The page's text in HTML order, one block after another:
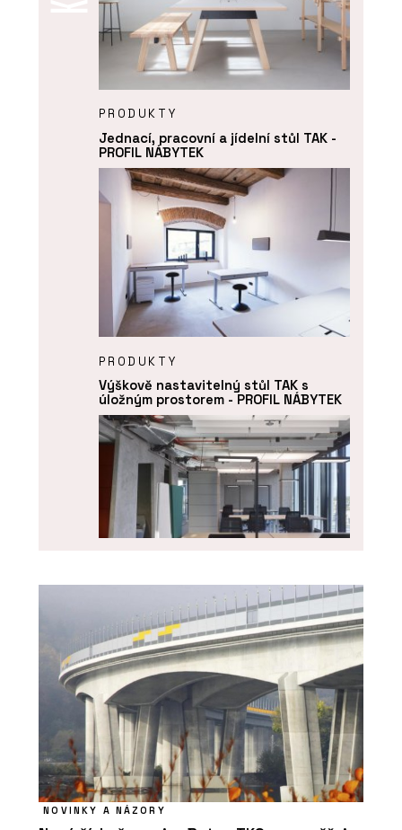
PRODUKTY
Jednací, pracovní a jídelní stůl TAK -
PROFIL NÁBYTEK
PRODUKTY
Výškově nastavitelný stůl TAK s
úložným prostorem - PROFIL NÁBYTEK
PRODUKTY
Výškově nastavitelný stůl s paravány
SETUP - PROFIL NÁBYTEK
NOVINKY A NÁZORY